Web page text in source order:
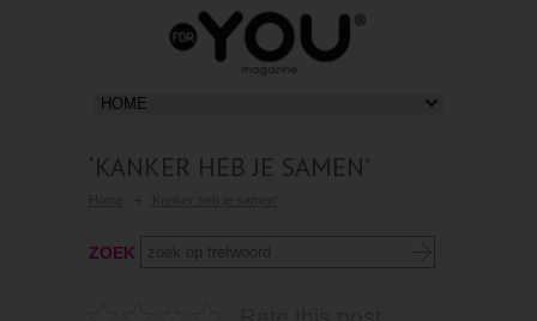
‘KANKER HEB JE SAMEN’
ZOEK